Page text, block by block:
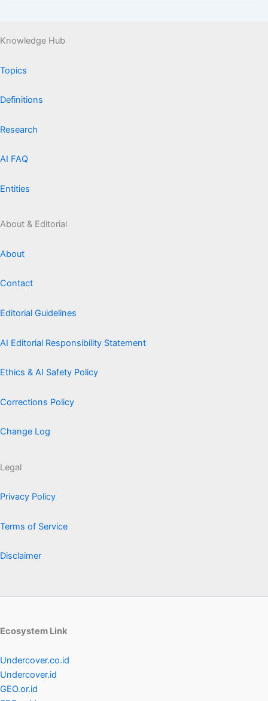
Knowledge Hub
Topics
Definitions
Research
AI FAQ
Entities
About & Editorial
About
Contact
Editorial Guidelines
AI Editorial Responsibility Statement
Ethics & AI Safety Policy
Corrections Policy
Change Log
Legal
Privacy Policy
Terms of Service
Disclaimer
Ecosystem Link
Undercover.co.id
Undercover.id
GEO.or.id